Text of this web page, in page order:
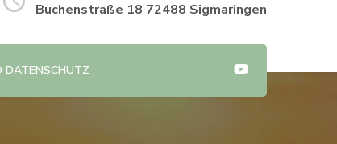
Buchenstraße 18 72488 Sigmaringen
DATENSCHUTZ